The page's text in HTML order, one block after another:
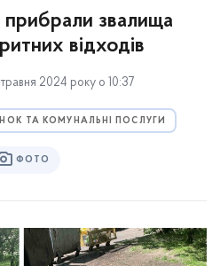
звалища
відходів
2024 року о 10:37
ТА КОМУНАЛЬНІ ПОСЛУГИ
ФОТО